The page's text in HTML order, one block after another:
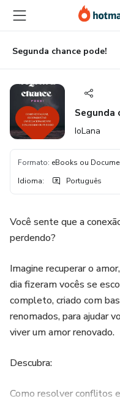
para
conteúdo
principal
para
pagamento
para
rodapé
Segunda chance pode!
Segunda
IoLana
Formato: eBooks ou
Idioma: Português
Você sente que a
perdendo?
Imagine recuperar o
dia fizeram vocês se
completo, criado com
renomados, para ajudar
viver um amor renovado.
Descubra:
Como resolver conflitos